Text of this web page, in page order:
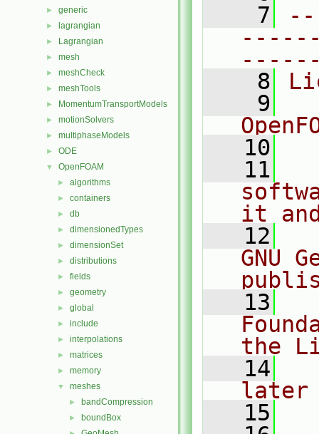
► generic
► lagrangian
► Lagrangian
► mesh
► meshCheck
► meshTools
► MomentumTransportModels
► motionSolvers
► multiphaseModels
► ODE
▼ OpenFOAM
► algorithms
► containers
► db
► dimensionedTypes
► dimensionSet
► distributions
► fields
► geometry
► global
► include
► interpolations
► matrices
► memory
▼ meshes
► bandCompression
► boundBox
    7
    8
    9
   10
   11
it
   12
GNU
   13
the
   14
later
   15